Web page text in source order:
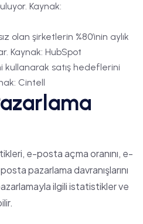
Kaynak:
olan şirketlerin %80’inin aylık
Kaynak: HubSpot
kullanarak satış hedeflerini
Cintell
e-posta açma oranını, e-
pazarlama davranışlarını
ilgili istatistikler ve